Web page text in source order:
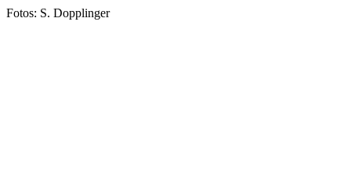
Fotos: S. Dopplinger